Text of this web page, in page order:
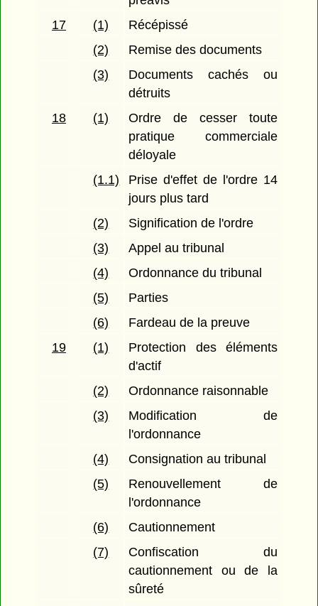
17
(1)
Récépissé
(2)
Remise des documents
(3)
Documents cachés ou
détruits
18
(1)
Ordre de cesser toute
pratique commerciale
déloyale
(1.1)
Prise d'effet de l'ordre 14
jours plus tard
(2)
Signification de l'ordre
(3)
Appel au tribunal
(4)
Ordonnance du tribunal
(5)
Parties
(6)
Fardeau de la preuve
19
(1)
Protection des éléments
d'actif
(2)
Ordonnance raisonnable
(3)
Modification de
l'ordonnance
(4)
Consignation au tribunal
(5)
Renouvellement de
l'ordonnance
(6)
Cautionnement
(7)
Confiscation du
cautionnement ou de la
sûreté